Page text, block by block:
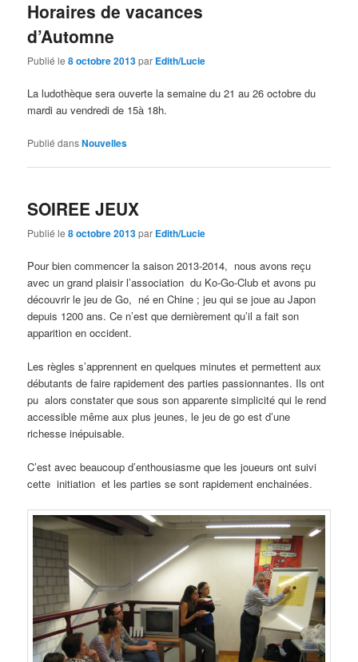
Horaires de vacances
d’Automne
Publié le8 octobre 2013par Edith/Lucie
La ludothèque sera ouverte la semaine du 21 au 26 octobre du
mardi au vendredi de 15à 18h.
Publié dansNouvelles
SOIREE JEUX
Publié le8 octobre 2013par Edith/Lucie
Pour bien commencer la saison 2013-2014, nous avons reçu
avec un grand plaisir l’association du Ko-Go-Club et avons pu
découvrir le jeu de Go, né en Chine ; jeu qui se joue au Japon
depuis 1200 ans. Ce n’est que dernièrement qu’il a fait son
apparition en occident.
Les règles s’apprennent en quelques minutes et permettent aux
débutants de faire rapidement des parties passionnantes. Ils ont
pu alors constater que sous son apparente simplicité qui le rend
accessible même aux plus jeunes, le jeu de go est d’une
richesse inépuisable.
C’est avec beaucoup d’enthousiasme que les joueurs ont suivi
cette initiation et les parties se sont rapidement enchainées.